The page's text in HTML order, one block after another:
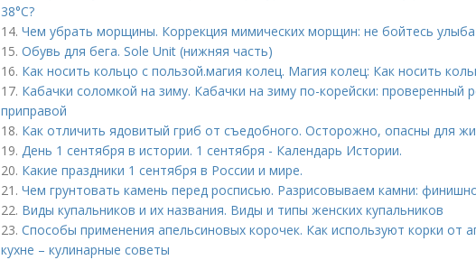
38°С?
14. Чем убрать морщины. Коррекция мимических морщин: не бойтесь
15. Обувь для бега. Sole Unit (нижняя часть)
16. Как носить кольцо с пользой. магия колец. Магия колец: Как носить
17. Кабачки соломкой на зиму. Кабачки на зиму по-корейски: проверенный
приправой
18. Как отличить ядовитый гриб от съедобного. Осторожно, опасны для
19. День 1 сентября в истории. 1 сентября - Календарь Истории.
20. Какие праздники 1 сентября в России и мире.
21. Чем грунтовать камень перед росписью. Разрисовываем камни:
22. Виды купальников и их названия. Виды и типы женских купальников
23. Способы применения апельсиновых корочек. Как используют корки от
кухне – кулинарные советы